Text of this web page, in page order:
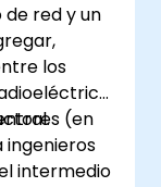
de red y un
los
(en
ingenieros
intermedio